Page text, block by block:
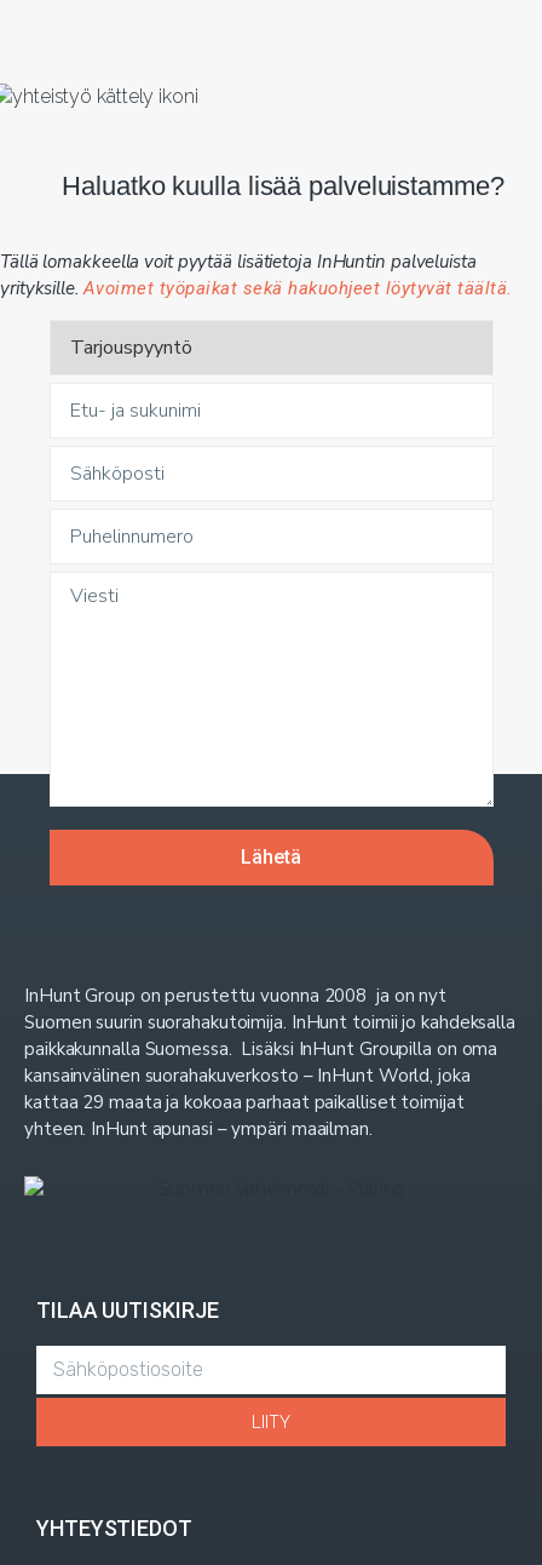
Haluatko kuulla lisää palveluistamme?
Tällä lomakkeella voit pyytää lisätietoja InHuntin palveluista
yrityksille.Avoimet työpaikat sekä hakuohjeet löytyvät täältä.
InHunt Group on perustettu vuonna 2008 ja on nyt
Suomen suurin suorahakutoimija. InHunt toimii jo kahdeksalla
paikkakunnalla Suomessa. Lisäksi InHunt Groupilla on oma
kansainvälinen suorahakuverkosto – InHunt World, joka
kattaa 29 maata ja kokoaa parhaat paikalliset toimijat
yhteen. InHunt apunasi – ympäri maailman.
TILAA UUTISKIRJE
LIITY
YHTEYSTIEDOT